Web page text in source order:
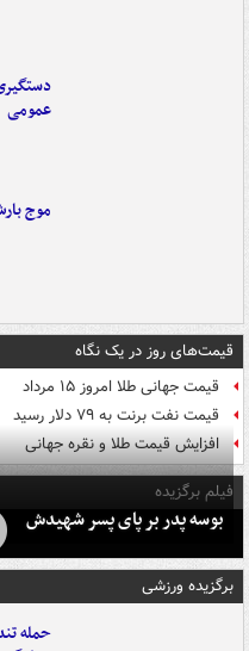
عمومی
موج
قیمت‌های روز در یک نگاه
قیمت جهانی طلا امروز ۱۵ مرداد
قیمت نفت برنت به ۷۹ دلار رسید
افزایش قیمت طلا و نقره جهانی
فیلم برگزیده
بوسه‌ پدر بر پای پسر شهیدش
برگزیده ورزشی
حمله